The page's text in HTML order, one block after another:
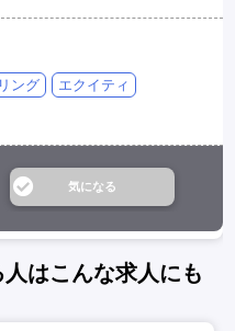
ング
エクイティ
はこんな求人にも